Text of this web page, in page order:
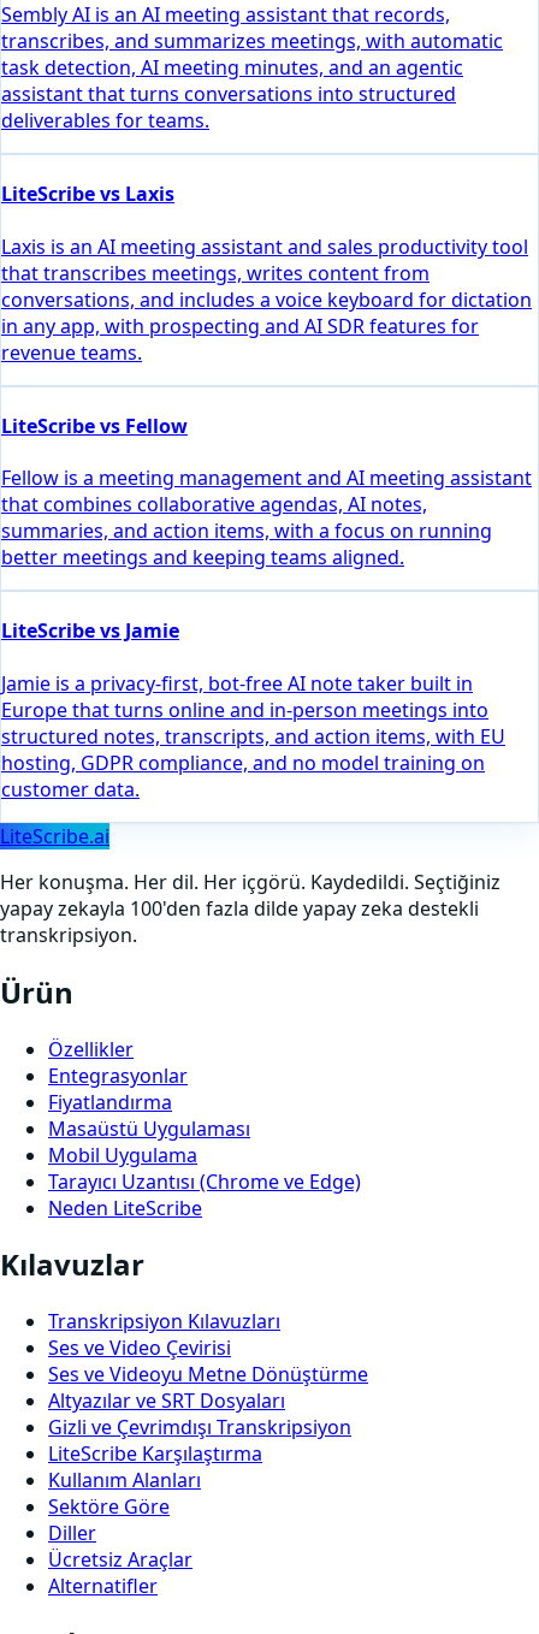
Sembly AI is an AI meeting assistant that records,
transcribes, and summarizes meetings, with automatic
task detection, AI meeting minutes, and an agentic
assistant that turns conversations into structured
deliverables for teams.
LiteScribe vs Laxis
Laxis is an AI meeting assistant and sales productivity tool
that transcribes meetings, writes content from
conversations, and includes a voice keyboard for dictation
in any app, with prospecting and AI SDR features for
revenue teams.
LiteScribe vs Fellow
Fellow is a meeting management and AI meeting assistant
that combines collaborative agendas, AI notes,
summaries, and action items, with a focus on running
better meetings and keeping teams aligned.
LiteScribe vs Jamie
Jamie is a privacy-first, bot-free AI note taker built in
Europe that turns online and in-person meetings into
structured notes, transcripts, and action items, with EU
hosting, GDPR compliance, and no model training on
customer data.
LiteScribe.ai
Her konuşma. Her dil. Her içgörü. Kaydedildi. Seçtiğiniz
yapay zekayla 100'den fazla dilde yapay zeka destekli
transkripsiyon.
Ürün
Özellikler
Entegrasyonlar
Fiyatlandırma
Masaüstü Uygulaması
Mobil Uygulama
Tarayıcı Uzantısı (Chrome ve Edge)
Neden LiteScribe
Kılavuzlar
Transkripsiyon Kılavuzları
Ses ve Video Çevirisi
Ses ve Videoyu Metne Dönüştürme
Altyazılar ve SRT Dosyaları
Gizli ve Çevrimdışı Transkripsiyon
LiteScribe Karşılaştırma
Kullanım Alanları
Sektöre Göre
Diller
Ücretsiz Araçlar
Alternatifler